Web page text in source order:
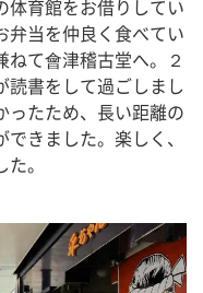
育館をお借りしてい
弁当を仲良く食べてい
ねて會津稽古堂へ。２
読書をして過ごしまし
ったため、長い距離の
きました。楽しく、
。